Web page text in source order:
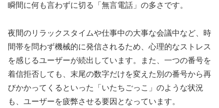
瞬間に何も言わずに切る「無言電話」の多さです。
夜間のリラックスタイムや仕事中の大事な会議中など、時
間帯を問わず機械的に発信されるため、心理的なストレス
を感じるユーザーが続出しています。また、一つの番号を
着信拒否しても、末尾の数字だけを変えた別の番号から再
びかかってくるといった「いたちごっこ」のような状況
も、ユーザーを疲弊させる要因となっています。